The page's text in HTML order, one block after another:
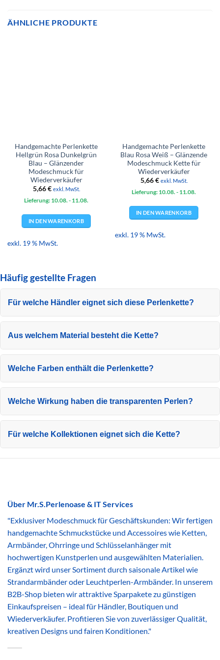
ÄHNLICHE PRODUKTE
Handgemachte Perlenkette
Hellgrün Rosa Dunkelgrün
Blau – Glänzender
Modeschmuck für
Wiederverkäufer
5,66€ exkl. MwSt.
Lieferung: 10.08. - 11.08.
IN DEN WARENKORB
exkl. 19 % MwSt.
Handgemachte Perlenkette
Blau Rosa Weiß – Glänzende
Modeschmuck Kette für
Wiederverkäufer
5,66€ exkl. MwSt.
Lieferung: 10.08. - 11.08.
IN DEN WARENKORB
exkl. 19 % MwSt.
Häufig gestellte Fragen
Für welche Händler eignet sich diese Perlenkette?
Aus welchem Material besteht die Kette?
Welche Farben enthält die Perlenkette?
Welche Wirkung haben die transparenten Perlen?
Für welche Kollektionen eignet sich die Kette?
Über Mr.S.Perlenoase & IT Services
"Exklusiver Modeschmuck für Geschäftskunden: Wir fertigen
handgemachte Schmuckstücke und Accessoires wie Ketten,
Armbänder, Ohrringe und Schlüsselanhänger mit
hochwertigen Kunstperlen und ausgewählten Materialien.
Ergänzt wird unser Sortiment durch saisonale Artikel wie
Strandarmbänder oder Leuchtperlen-Armbänder. In unserem
B2B-Shop bieten wir attraktive Sparpakete zu günstigen
Einkaufspreisen – ideal für Händler, Boutiquen und
Wiederverkäufer. Profitieren Sie von zuverlässiger Qualität,
kreativen Designs und fairen Konditionen."